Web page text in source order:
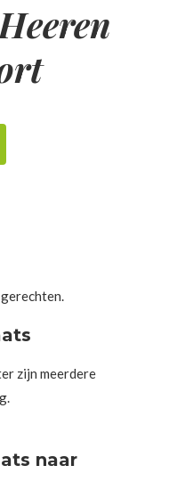
zijn meerdere
naar